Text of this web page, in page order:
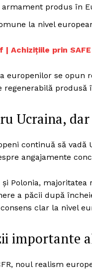
produs în
la nivel
| Achizițiile prin
europenilor se opun
regenerabilă produsă
Ucraina,
continuă să vadă
angajamente
și Polonia,
a păcii după
clar la nivel
importante
noul realism